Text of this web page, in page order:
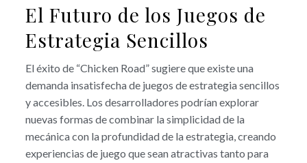
El Futuro de los Juegos de
Estrategia Sencillos
El éxito de “Chicken Road” sugiere que existe una
demanda insatisfecha de juegos de estrategia sencillos
y accesibles. Los desarrolladores podrían explorar
nuevas formas de combinar la simplicidad de la
mecánica con la profundidad de la estrategia, creando
experiencias de juego que sean atractivas tanto para